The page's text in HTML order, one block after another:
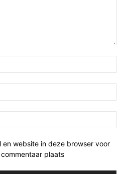
en website in deze browser voor
plaats